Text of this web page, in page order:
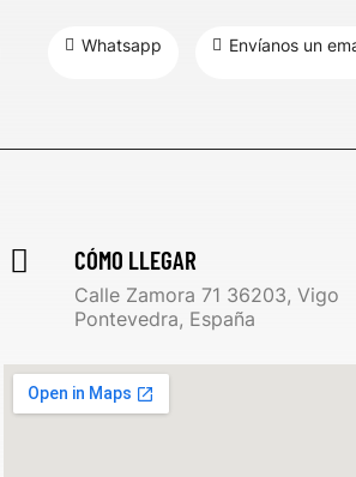
Whatsapp Envíanos un
CÓMO LLEGAR
Calle Zamora 71 36203, Vigo
Pontevedra, España